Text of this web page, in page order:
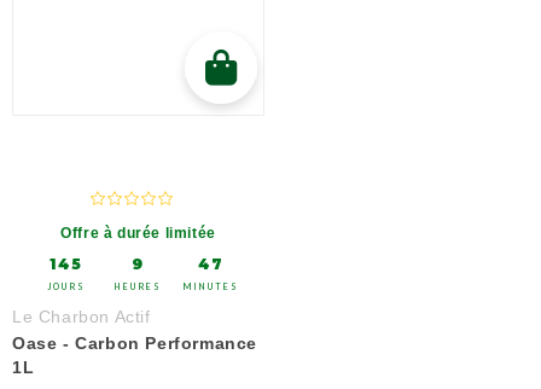
Offre à durée limitée
145
JOURS
9
HEURES
47
MINUTES
Le Charbon Actif
Oase - Carbon Performance
1L